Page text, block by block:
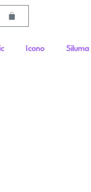
Carrito
Icono Siluma